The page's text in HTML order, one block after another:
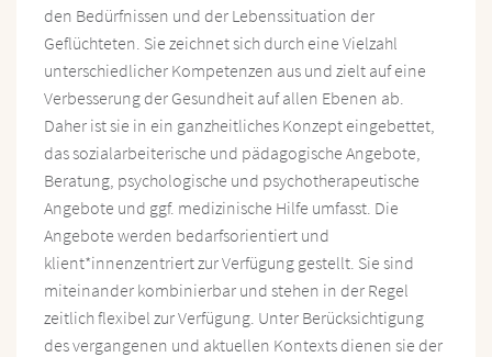
den Bedürfnissen und der Lebenssituation der
Geflüchteten. Sie zeichnet sich durch eine Vielzahl
unterschiedlicher Kompetenzen aus und zielt auf eine
Verbesserung der Gesundheit auf allen Ebenen ab.
Daher ist sie in ein ganzheitliches Konzept eingebettet,
das sozialarbeiterische und pädagogische Angebote,
Beratung, psychologische und psychotherapeutische
Angebote und ggf. medizinische Hilfe umfasst. Die
Angebote werden bedarfsorientiert und
klient*innenzentriert zur Verfügung gestellt. Sie sind
miteinander kombinierbar und stehen in der Regel
zeitlich flexibel zur Verfügung. Unter Berücksichtigung
des vergangenen und aktuellen Kontexts dienen sie der